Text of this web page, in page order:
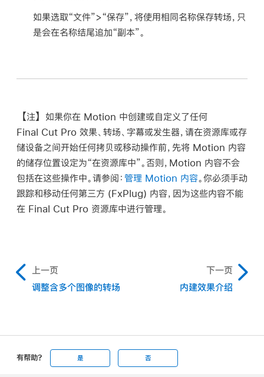
如果选取“文件”>“保存”，将使用相同名称保存转场，只
是会在名称结尾追加“副本”。
【注】 如果你在 Motion 中创建或自定义了任何
Final Cut Pro 效果、转场、字幕或发生器，请在资源库或存
储设备之间开始任何拷贝或移动操作前，先将 Motion 内容
的储存位置设定为“在资源库中”。否则，Motion 内容不会
包括在这些操作中。请参阅： 管理 Motion 内容。你必须手动
跟踪和移动任何第三方 (FxPlug) 内容，因为这些内容不能
在 Final Cut Pro 资源库中进行管理。
上一页
调整含多个图像的转场
下一页
内建效果介绍
有帮助? 是 否